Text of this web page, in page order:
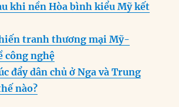
khi nền Hòa bình kiểu Mỹ kết
tranh thương mại Mỹ-
công nghệ
đẩy dân chủ ở Nga và Trung
nào?